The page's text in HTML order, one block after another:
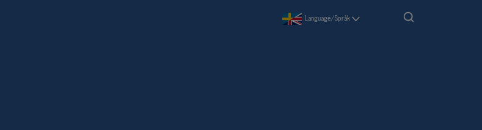
Language/Språk